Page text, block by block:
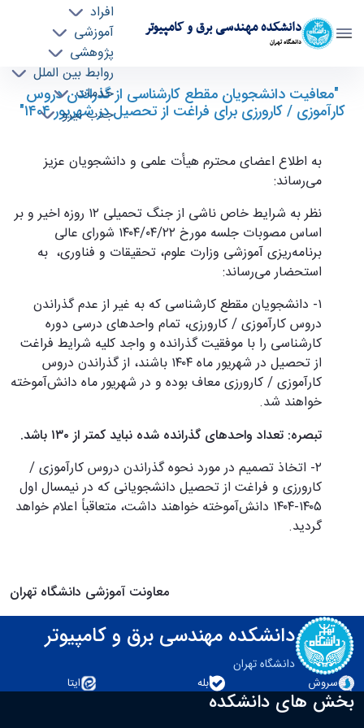
دانشکده مهندسی برق و کامپیوتر
دانشگاه تهران
افراد
آموزشی
پژوهشی
روابط بین الملل
خدمات
جذب نیرو
معافیت دانشجویان مقطع کارشناسی ‬از گذراندن
دروس کارآموزی / کارورزی‬ برای فراغت از تحصیل
کامپیوتر
"معافیت دانشجویان مقطع کارشناسی ‬از گذراندن دروس
کارآموزی / کارورزی‬ برای فراغت از تحصیل در شهریور ۱۴۰۴"
به اطلاع اعضای محترم هیأت علمی و دانشجویان عزیز
می‌رساند:
نظر به شرایط خاص ناشی از جنگ تحمیلی ۱۲ روزه اخیر و بر
اساس مصوبات جلسه مورخ ۱۴۰۴/۰۴/۲۲ شورای عالی
برنامه‌ریزی آموزشی وزارت علوم، تحقیقات و فناوری، ‬ به
استحضار می‌رساند:
۱- دانشجویان مقطع کارشناسی ‬که‬ به غیر از عدم گذراندن
دروس کارآموزی / کارورزی، تمام واحدهای درسی دوره
کارشناسی را با موفقیت گذرانده و‬ واجد‬ کلیه شرایط‬ فراغت
از تحصیل‬ در‬ شهریور‬ ماه‬ ۱۴۰۴‬ باشند، از گذراندن دروس
کارآموزی / کارورزی معاف بوده و در شهریور ماه دانش‌آموخته
خواهند شد.
تبصره: تعداد واحدهای گذرانده شده نباید کمتر از ۱۳۰ باشد.
۲- اتخاذ تصمیم در مورد نحوه گذراندن دروس کارآموزی /
کارورزی و فراغت از تحصیل دانشجویانی که در نیمسال اول
۱۴۰۵-۱۴۰۴ دانش‌آموخته خواهند داشت، متعاقباً اعلام خواهد
گردید.
معاونت آموزشی دانشگاه تهران
دانشکده مهندسی برق و کامپیوتر
دانشگاه تهران
سروش
بله ایتا
بخش های دانشکده